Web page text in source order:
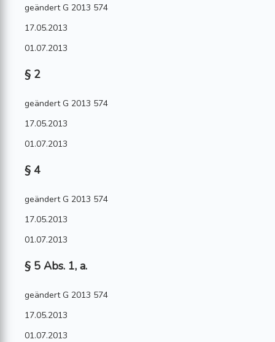
geändert G 2013 574
17.05.2013
01.07.2013
§ 2
geändert G 2013 574
17.05.2013
01.07.2013
§ 4
geändert G 2013 574
17.05.2013
01.07.2013
§ 5 Abs. 1, a.
geändert G 2013 574
17.05.2013
01.07.2013